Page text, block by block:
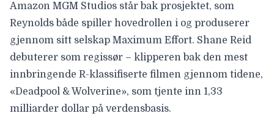
Amazon MGM Studios står bak prosjektet, som
Reynolds både spiller hovedrollen i og produserer
gjennom sitt selskap Maximum Effort. Shane Reid
debuterer som regissør – klipperen bak den mest
innbringende R-klassifiserte filmen gjennom tidene,
«Deadpool & Wolverine», som tjente inn 1,33
milliarder dollar på verdensbasis.